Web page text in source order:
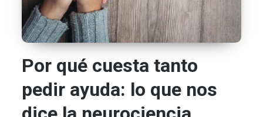
Por qué cuesta tanto
pedir ayuda: lo que nos